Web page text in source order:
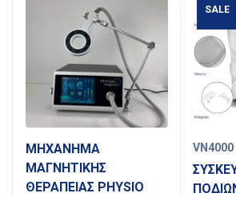
ΜΗΧΑΝΗΜΑ
ΜΑΓΝΗΤΙΚΗΣ
ΘΕΡΑΠΕΙΑΣ PHYSIO
SALE
VN4000